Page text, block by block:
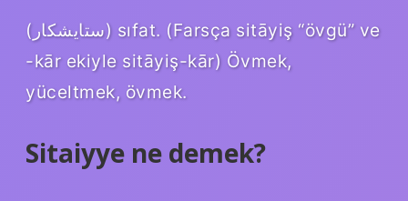
(ﺳﺘﺎﻳﺸﻜﺎﺭ) sıfat. (Farsça sitāyiş “övgü” ve
-kār ekiyle sitāyiş-kār) Övmek,
yüceltmek, övmek.
Sitaiyye ne demek?